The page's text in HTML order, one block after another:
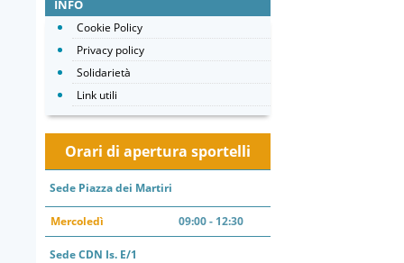
INFO
Cookie Policy
Privacy policy
Solidarietà
Link utili
Orari di apertura sportelli
Sede Piazza dei Martiri
Mercoledì 09:00 - 12:30
Sede CDN Is. E/1